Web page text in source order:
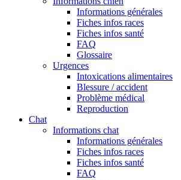
Informations générales
Fiches infos races
Fiches infos santé
FAQ
Glossaire
Urgences
Intoxications alimentaires
Blessure / accident
Problème médical
Reproduction
Chat
Informations chat
Informations générales
Fiches infos races
Fiches infos santé
FAQ